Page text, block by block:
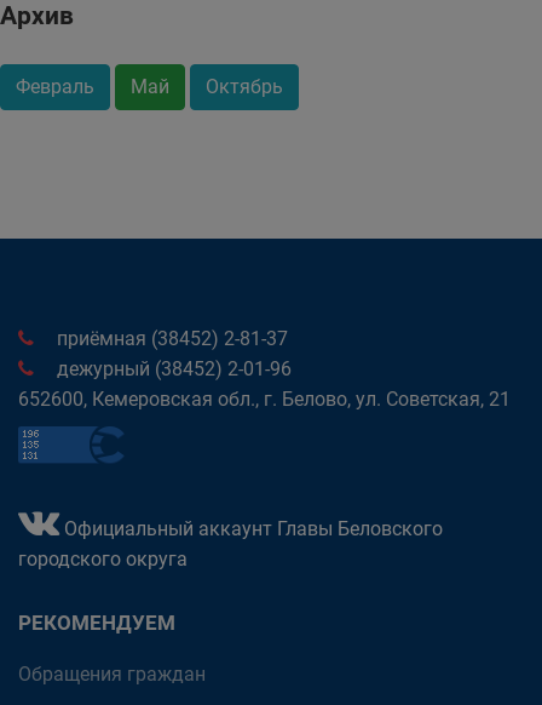
Архив
Февраль Май Октябрь
приёмная (38452) 2-81-37
дежурный (38452) 2-01-96
652600, Кемеровская обл., г. Белово, ул. Советская, 21
Официальный аккаунт Главы Беловского
городского округа
РЕКОМЕНДУЕМ
Обращения граждан